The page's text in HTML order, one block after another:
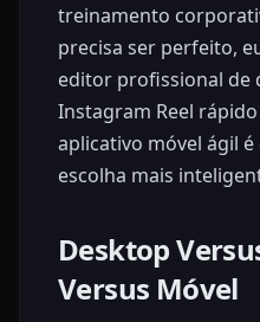
treinamento
precisa ser perfeito,
editor profissional de
Instagram Reel
aplicativo móvel ágil
escolha mais
Desktop
Versus Móvel